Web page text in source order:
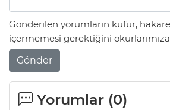
Gönderilen yorumların küfür,
içermemesi gerektiğini okurlarımıza
Gönder
Yorumlar (0)